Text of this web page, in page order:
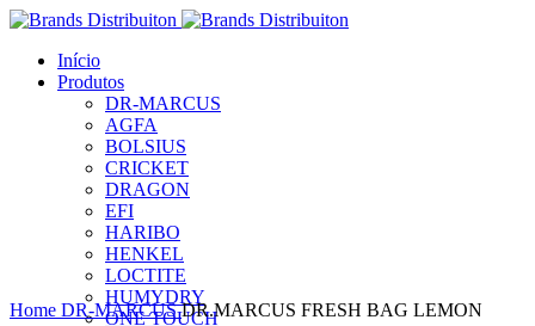
Início
Produtos
DR-MARCUS
AGFA
BOLSIUS
CRICKET
DRAGON
EFI
HARIBO
HENKEL
LOCTITE
HUMYDRY
ONE TOUCH
Clique para ampliar
Home DR-MARCUSDR.MARCUS FRESH BAG LEMON